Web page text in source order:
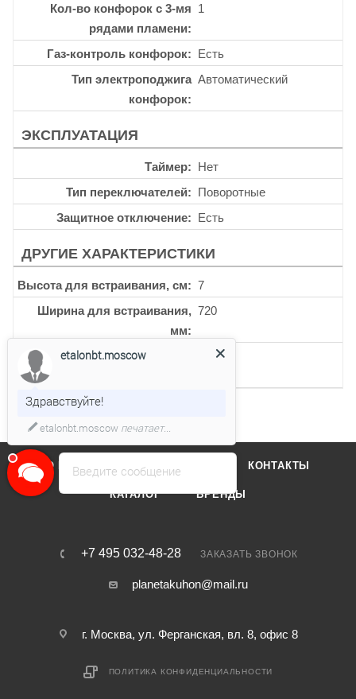
Кол-во конфорок с 3-мя
рядами пламени
1
Газ-контроль конфорок
Есть
Тип электроподжига
конфорок
Автоматический
ЭКСПЛУАТАЦИЯ
Таймер
Нет
Тип переключателей
Поворотные
Защитное отключение
Есть
ДРУГИЕ ХАРАКТЕРИСТИКИ
Высота для встраивания, см
7
Ширина для встраивания,
мм
720
Глубина для встраивания,
480
О КОМПАНИИ КОНТАКТЫ
КАТАЛОГ БРЕНДЫ
+7 495 032-48-28 ЗАКАЗАТЬ ЗВОНОК
planetakuhon@mail.ru
г. Москва, ул. Ферганская, вл. 8, офис 8
ПОЛИТИКА КОНФИДЕНЦИАЛЬНОСТИ
Введите сообщение
etalonbt.moscow
Здравствуйте!
etalonbt.moscow печатает...